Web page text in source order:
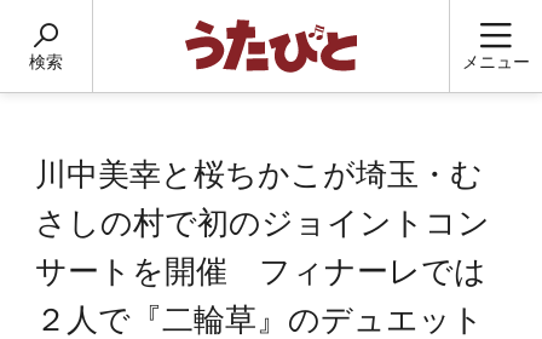
検索 メニュー
川中美幸と桜ちかこが埼玉・む
さしの村で初のジョイントコン
サートを開催 フィナーレでは
２人で『二輪草』のデュエット